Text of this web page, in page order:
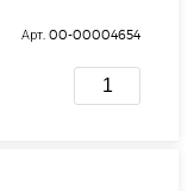
Арт. 00-00004654